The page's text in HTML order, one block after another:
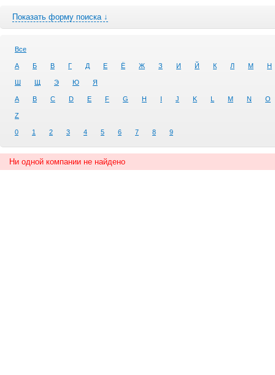
Показать форму поиска ↓
Все
А Б В Г Д Е Ё Ж З И Й К Л М Н
Ш Щ Э Ю Я
A B C D E F G H I J K L M N O
Z
0 1 2 3 4 5 6 7 8 9
Ни одной компании не найдено